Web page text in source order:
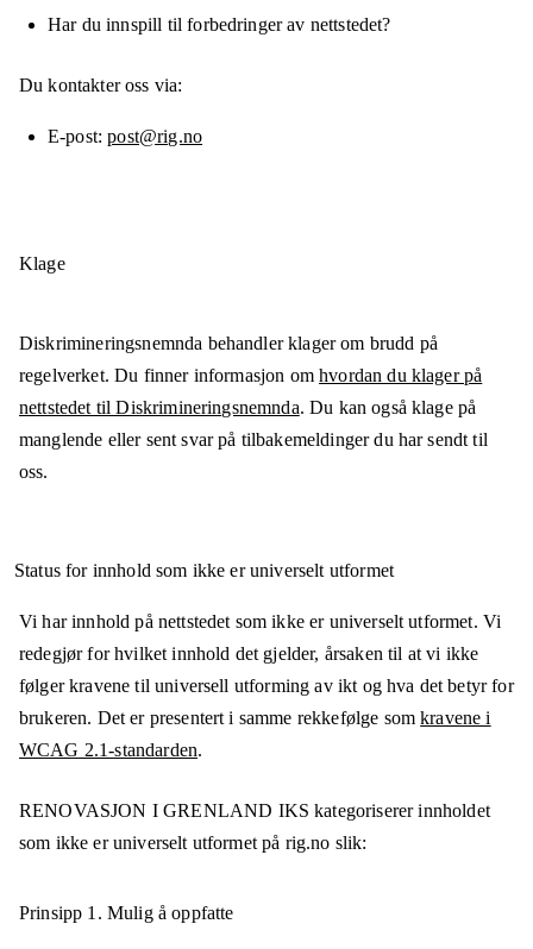
Har du innspill til forbedringer av nettstedet?
Du kontakter oss via:
E-post post@rig.no
Klage
Diskrimineringsnemnda behandler klager om brudd på
regelverket. Du finner informasjon omhvordan du klager på
nettstedet til Diskrimineringsnemnda. Du kan også klage på
manglende eller sent svar på tilbakemeldinger du har sendt til
oss.
Status for innhold som ikke er universelt utformet
Vi har innhold på nettstedet som ikke er universelt utformet. Vi
redegjør for hvilket innhold det gjelder, årsaken til at vi ikke
følger kravene til universell utforming av ikt og hva det betyr for
brukeren. Det er presentert i samme rekkefølge somkravene i
WCAG 2.1-standarden.
RENOVASJON I GRENLAND IKS kategoriserer innholdet
som ikke er universelt utformet på rig.no slik:
Prinsipp 1. Mulig å oppfatte